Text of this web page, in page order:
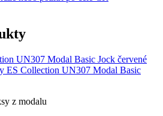
ES Collection UN307 Modal Basic
z modalu